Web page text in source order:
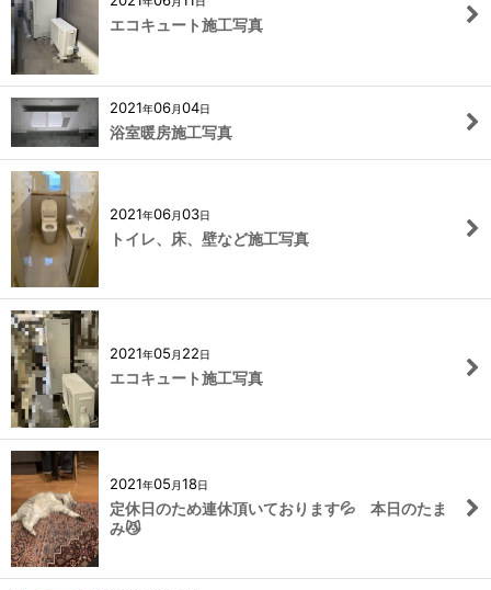
エコキュート施工写真
2021年06月04日
浴室暖房施工写真
2021年06月03日
トイレ、床、壁など施工写真
2021年05 月 22日
エコキュート施工写真
2021年05 月18日
定休日のため連休頂いております💦 本日のたま
み😼